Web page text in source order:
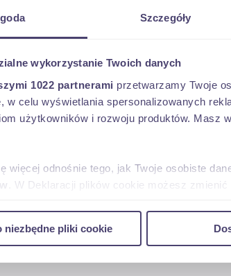
Szczegóły
wykorzystanie Twoich danych
1022 partnerami przetwarzamy Twoje
w celu wyświetlania spersonalizowanych
użytkowników i rozwoju produktów. Masz
więcej odnośnie tego, jak Twoje osobiste
. W Deklaracji plików cookie możesz
witrynie. Informacje o tym, jak korzystasz
niezbędne pliki cookie
inne
- wycena oraz warunki sprzedaży